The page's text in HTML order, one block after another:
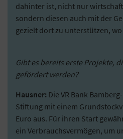
dahinter ist, nicht nur
sondern diesen auch mit der
gezielt dort zu unterstützen,
Gibt es bereits erste Projekte,
gefördert werden?
Hausner: Die VR Bank
Stiftung mit einem
Euro aus. Für ihren Start
ein Verbrauchsvermögen, um